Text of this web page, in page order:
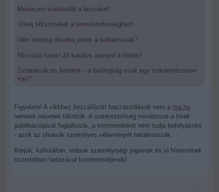
Merészen kombináld a bizsukat!
Viselj bőrszíneket a természetességhez!
Idén tényleg divatba jöttek a teltkarcsúak?
Micsoda luxus! 24 karátos aranyat a bőrbe?
Sztárarcok és fenekek - a boldogság csak egy szikemetszésre
van?
Figyelem! A cikkhez hozzáfűzött hozzászólások nem a ma.hu
network nézeteit tükrözik. A szerkesztőség mindössze a hírek
publikációjával foglalkozik, a kommenteket nem tudja befolyásolni
- azok az olvasók személyes véleményét tartalmazzák.
Kérjük, kulturáltan, mások személyiségi jogainak és jó hírnevének
tiszteletben tartásával kommenteljenek!